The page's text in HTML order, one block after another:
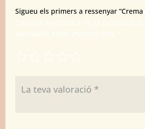
Sigueu els primers a ressenyar